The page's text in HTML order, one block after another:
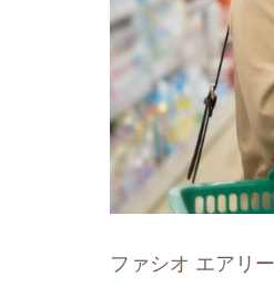
ファシオ エアリ